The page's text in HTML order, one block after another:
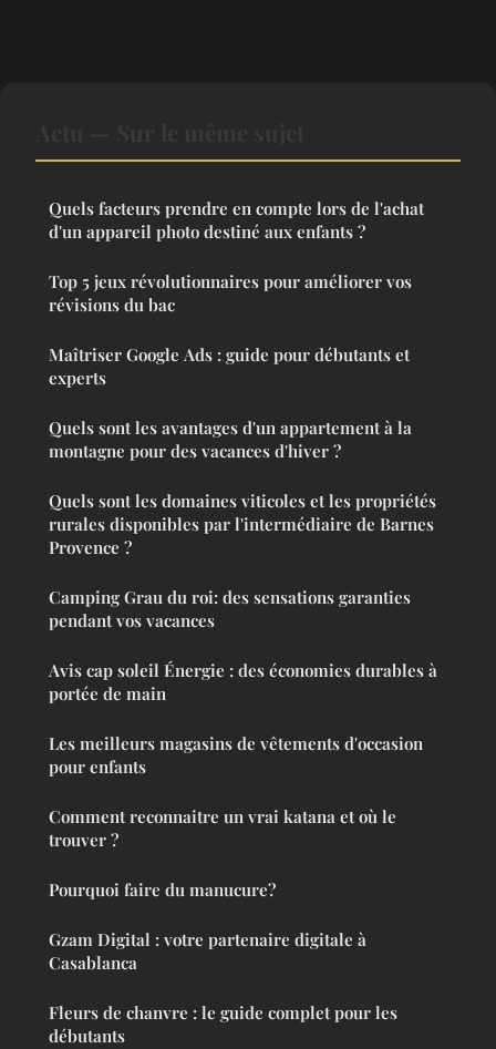
Quels facteurs prendre en compte lors de l'achat
d'un appareil photo destiné aux enfants ?
Top 5 jeux révolutionnaires pour améliorer vos
révisions du bac
Maîtriser Google Ads : guide pour débutants et
experts
Quels sont les avantages d'un appartement à la
montagne pour des vacances d'hiver ?
Quels sont les domaines viticoles et les propriétés
rurales disponibles par l'intermédiaire de Barnes
Provence ?
Camping Grau du roi: des sensations garanties
pendant vos vacances
Avis cap soleil Énergie : des économies durables à
portée de main
Les meilleurs magasins de vêtements d'occasion
pour enfants
Comment reconnaitre un vrai katana et où le
trouver ?
Pourquoi faire du manucure?
Gzam Digital : votre partenaire digitale à
Casablanca
Fleurs de chanvre : le guide complet pour les
débutants